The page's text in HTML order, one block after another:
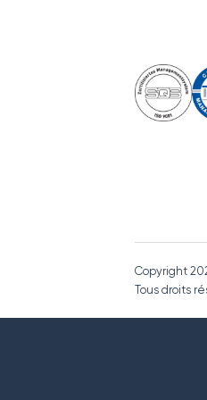
Copyright
Tous droits